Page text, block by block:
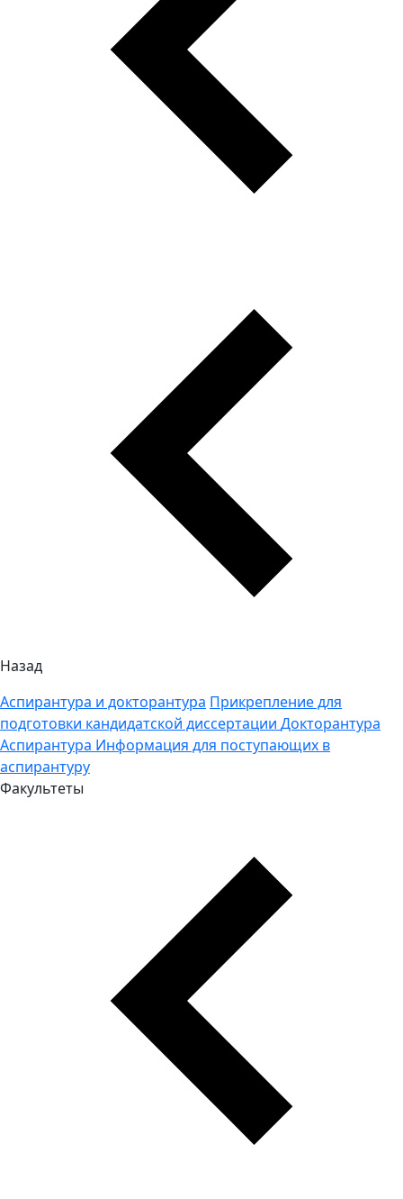
Назад
Аспирантура и докторантура Прикрепление для
подготовки кандидатской диссертации Докторантура
Аспирантура Информация для поступающих в
аспирантуру
Факультеты